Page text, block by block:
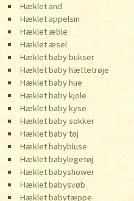
Hæklet and
Hæklet appelsin
Hæklet æble
Hæklet æsel
Hæklet baby bukser
Hæklet baby hættetrøje
Hæklet baby hue
Hæklet baby kjole
Hæklet baby kyse
Hæklet baby sokker
Hæklet baby tøj
Hæklet babybluse
Hæklet babylegetøj
Hæklet babyshower
Hæklet babysvøb
Hæklet babytæppe